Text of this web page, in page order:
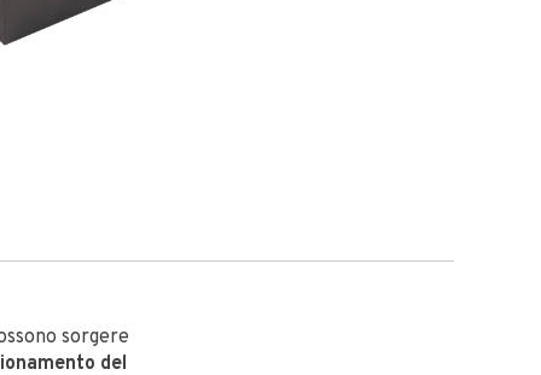
sorgere
del